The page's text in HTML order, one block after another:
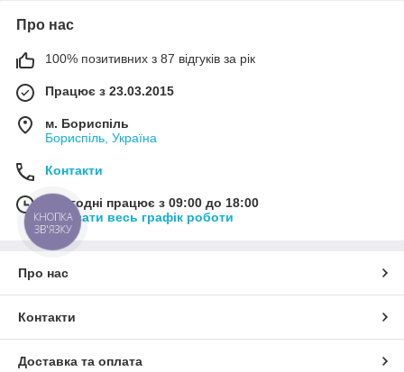
Про нас
100% позитивних з 87 відгуків за рік
Працює з 23.03.2015
м. Бориспіль
Бориспіль, Україна
Контакти
Сьогодні працює з 09:00 до 18:00
Показати весь графік роботи
Про нас
Контакти
Доставка та оплата
КНОПКА
ЗВ'ЯЗКУ